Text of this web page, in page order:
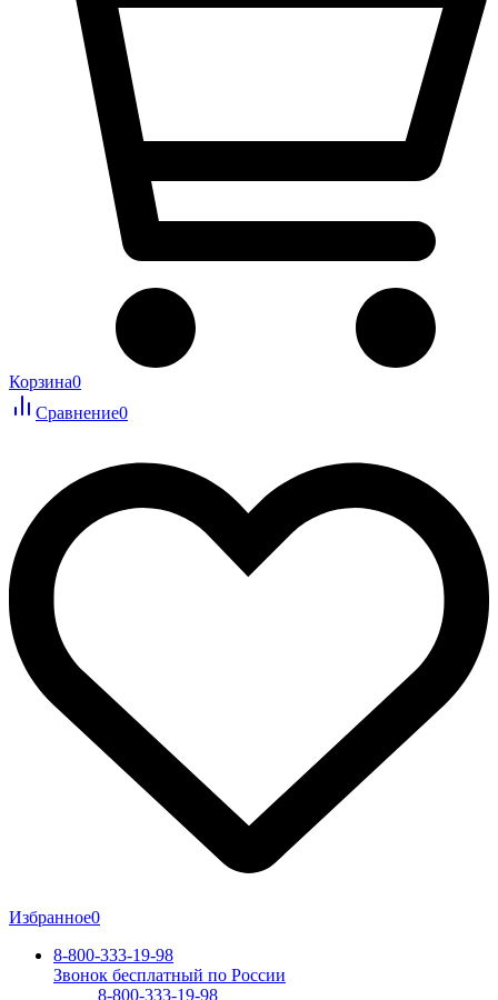
Корзина0
Сравнение0
Избранное0
8-800-333-19-98
Звонок бесплатный по России
8-800-333-19-98